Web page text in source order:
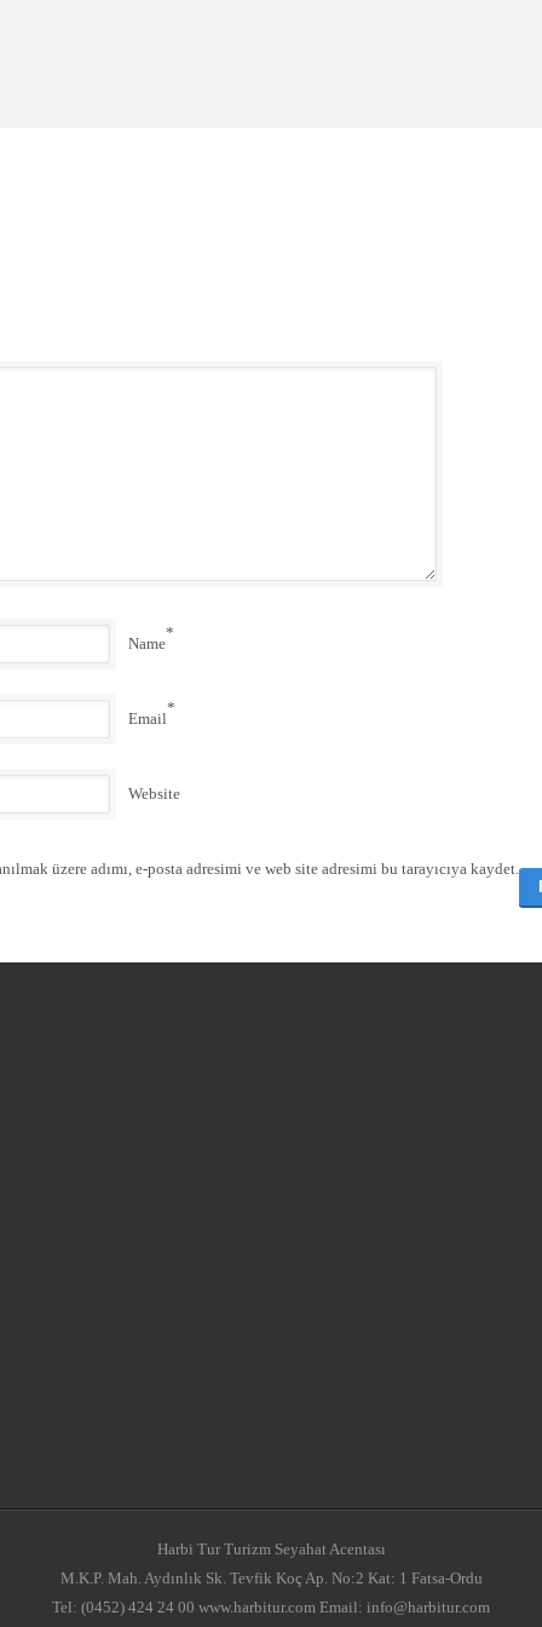
Name
*
Email
*
Website
üzere adımı, e-posta adresimi ve web site adresimi bu tarayıcıya kaydet.
Harbi Tur Turizm Seyahat Acentası
M.K.P. Mah. Aydınlık Sk. Tevfik Koç Ap. No:2 Kat: 1 Fatsa-Ordu
Tel: (0452) 424 24 00 www.harbitur.com Email: info@harbitur.com